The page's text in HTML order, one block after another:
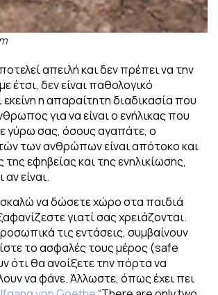
απειλή και δεν πρέπει να την
έτσι, δεν είναι παθολογικό
εκείνη η απαραίτητη διαδικασία που
για να είναι ο ενήλικας που
γύρω σας, όσους αγαπάτε, ο
των ανθρώπων είναι απότοκο και
της εφηβείας και της ενηλικίωσης,
είναι.
να δώσετε χώρο στα παιδιά
γιατί σας χρειάζονται.
τις εντάσεις, συμβαίνουν
το ασφαλές τους μέρος (safe
ότι θα ανοίξετε την πόρτα να
να φάνε. Άλλωστε, όπως έχει πει